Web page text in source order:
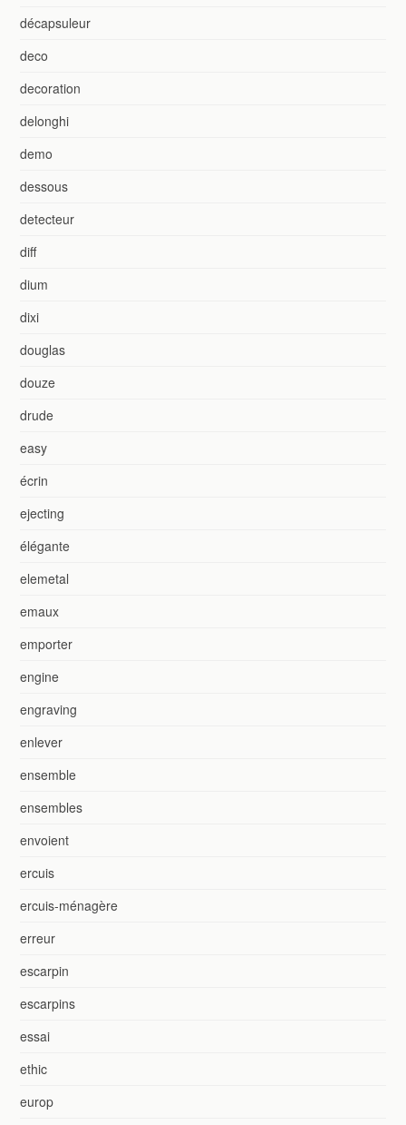
décapsuleur
deco
decoration
delonghi
demo
dessous
detecteur
diff
dium
dixi
douglas
douze
drude
easy
écrin
ejecting
élégante
elemetal
emaux
emporter
engine
engraving
enlever
ensemble
ensembles
envoient
ercuis
ercuis-ménagère
erreur
escarpin
escarpins
essai
ethic
europ